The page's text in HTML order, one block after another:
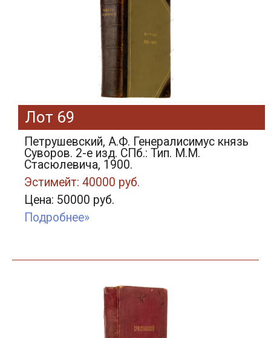
Лот 69
Петрушевский, А.Ф. Генералисимус князь
Суворов. 2-е изд. СПб.: Тип. М.М.
Стасюлевича, 1900.
Эстимейт: 40000 руб.
Цена: 50000 руб.
Подробнее»